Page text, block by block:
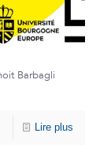
Barbagli
Lire plus